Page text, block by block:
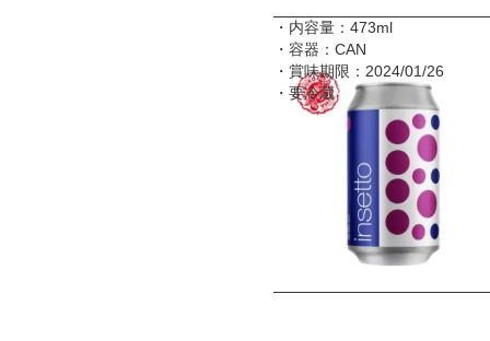
・内容量：473ml
・容器：CAN
・賞味期限：2024/01/26
・要冷蔵